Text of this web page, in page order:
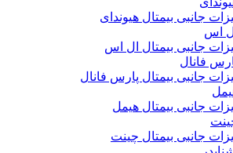
جانبی بیمتال هیوندای
اس
جانبی بیمتال ال اس
فانال
جانبی بیمتال پارس فانال
جانبی بیمتال هیمل
جانبی بیمتال چینت